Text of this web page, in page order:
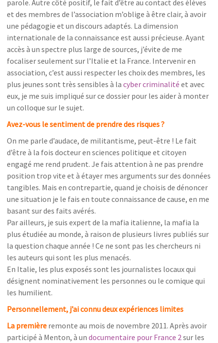
parole. Autre côté positif, le fait d’être au contact des élèves
et des membres de l’association m’oblige à être clair, à avoir
une pédagogie et un discours adaptés. La dimension
internationale de la connaissance est aussi précieuse. Ayant
accès à un spectre plus large de sources, j’évite de me
focaliser seulement sur l’Italie et la France. Intervenir en
association, c’est aussi respecter les choix des membres, les
plus jeunes sont très sensibles à lacyber criminalité et avec
eux, je me suis impliqué sur ce dossier pour les aider à monter
un colloque sur le sujet.
Avez-vous le sentiment de prendre des risques ?
On me parle d’audace, de militantisme, peut-être ! Le fait
d’être à la fois docteur en sciences politique et citoyen
engagé me rend prudent. Je fais attention à ne pas prendre
position trop vite et à étayer mes arguments sur des données
tangibles. Mais en contrepartie, quand je choisis de dénoncer
une situation je le fais en toute connaissance de cause, en me
basant sur des faits avérés.
Par ailleurs, je suis expert de la mafia italienne, la mafia la
plus étudiée au monde, à raison de plusieurs livres publiés sur
la question chaque année ! Ce ne sont pas les chercheurs ni
les auteurs qui sont les plus menacés.
En Italie, les plus exposés sont les journalistes locaux qui
désignent nominativement les personnes ou le comique qui
les humilient.
Personnellement, j’ai connu deux expériences limites
La première remonte au mois de novembre 2011. Après avoir
participé à Menton, à undocumentaire pour France 2sur les